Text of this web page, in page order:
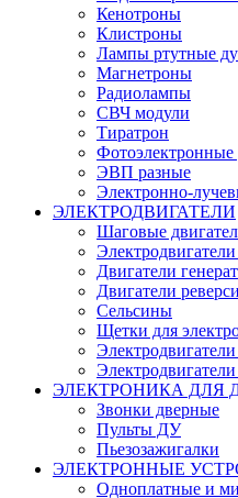
Кенотроны
Клистроны
Лампы ртутные
Магнетроны
Радиолампы
СВЧ модули
Тиратрон
ЭВП разные
Электронно-
ЭЛЕКТРОДВИГАТЕЛИ
Шаговые
Двигатели
Двигатели
Сельсины
Щетки для
ЭЛЕКТРОНИКА ДЛЯ
Звонки дверные
Пульты ДУ
Пьезозажигалки
ЭЛЕКТРОННЫЕ
Одноплатные и